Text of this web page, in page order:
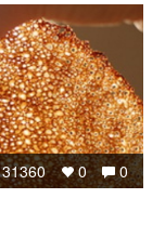
0
0
31360